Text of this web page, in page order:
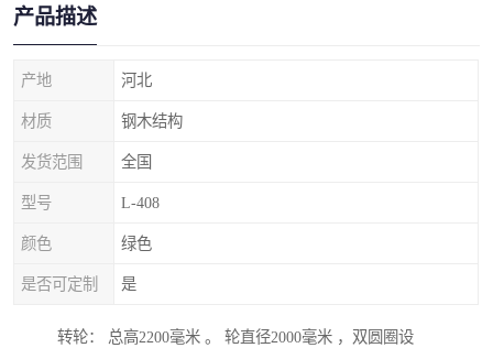
产品描述
产地 河北
材质 钢木结构
发货范围 全国
型号 L-408
颜色 绿色
是否可定制 是
转轮： 总高2200毫米 。 轮直径2000毫米 ，双圆圈设